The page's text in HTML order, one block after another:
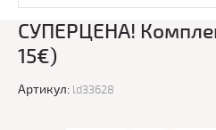
СУПЕРЦЕНА!
15€)
Артикул: ld33628